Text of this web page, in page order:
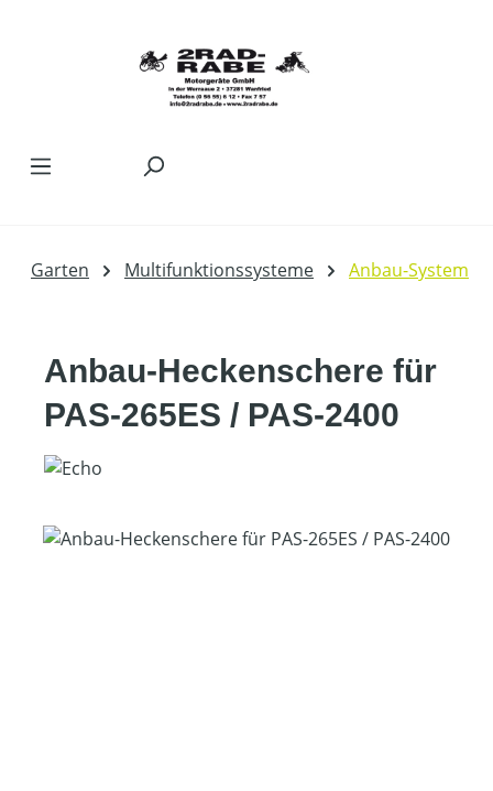
Garten Multifunktionssysteme Anbau-System
Anbau-Heckenschere für
PAS-265ES / PAS-2400
Bildergalerie überspringen